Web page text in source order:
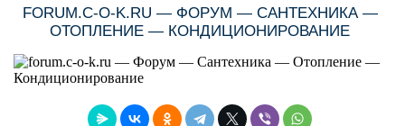
FORUM.C-O-K.RU — ФОРУМ — САНТЕХНИКА —
ОТОПЛЕНИЕ — КОНДИЦИОНИРОВАНИЕ